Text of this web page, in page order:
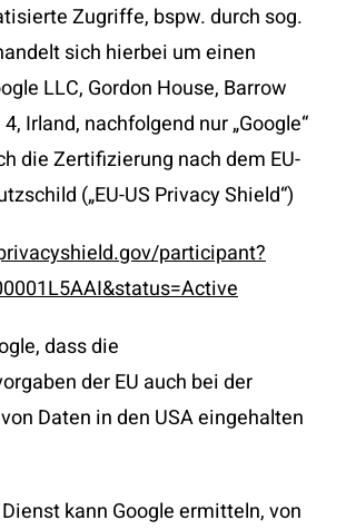
Zugriffe, bspw. durch sog.
sich hierbei um einen
LLC, Gordon House, Barrow
Irland, nachfolgend nur „Google“
die Zertifizierung nach dem EU-
(„EU-US Privacy Shield“)
participant?
dass die
der EU auch bei der
Daten in den USA eingehalten
kann Google ermitteln, von